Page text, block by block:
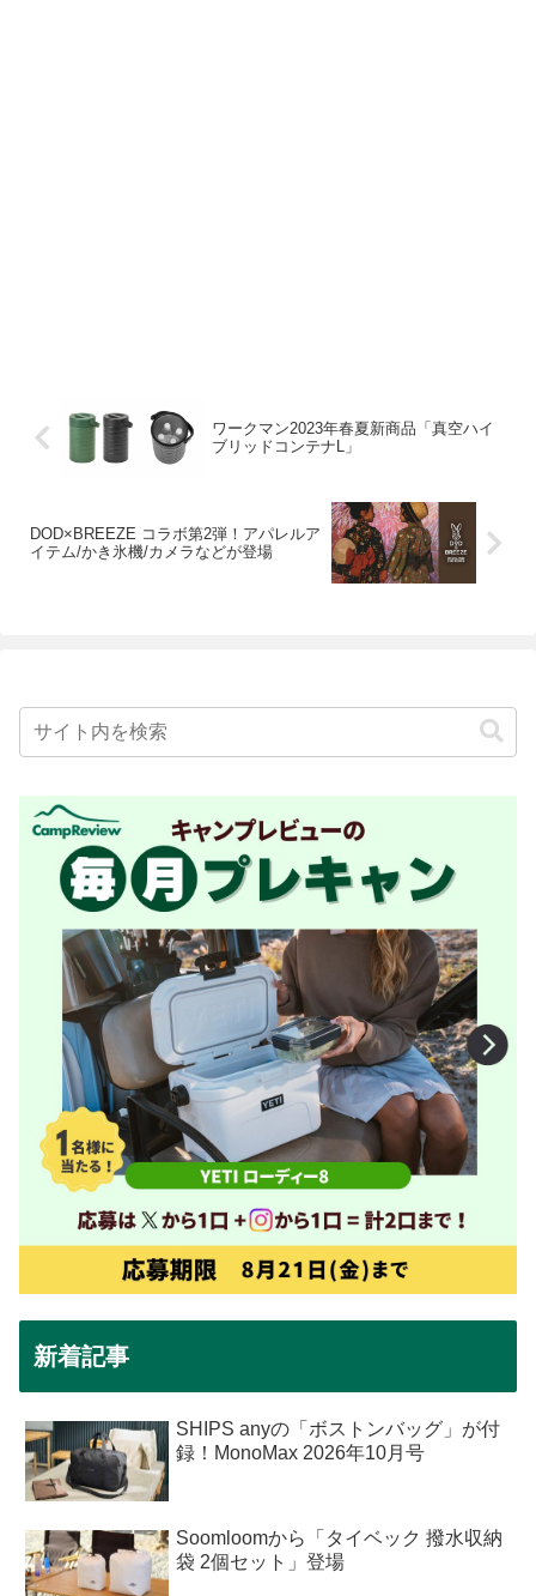
ワークマン2023年春夏新商品「真空ハイ
ブリッドコンテナL」
DOD×BREEZE コラボ第2弾！アパレルア
イテム/かき氷機/カメラなどが登場
新着記事
SHIPS anyの「ボストンバッグ」が付
録！MonoMax 2026年10月号
Soomloomから「タイベック 撥水収納
袋 2個セット」登場